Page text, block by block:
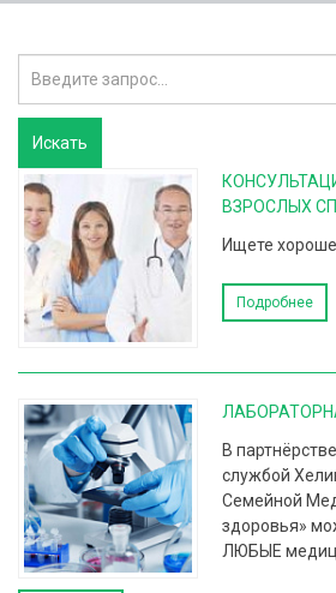
ВЗРОСЛЫХ
Ищете
Подробнее
В
службой
Семейной
здоровья»
ЛЮБЫЕ